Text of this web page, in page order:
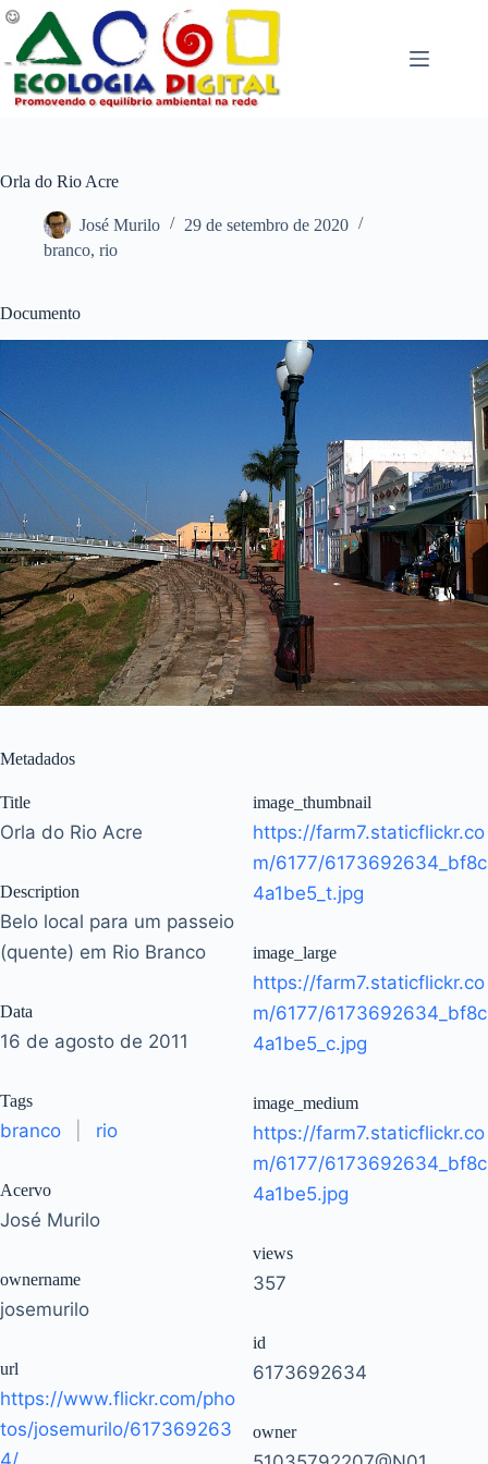
Pular
para
conteúdo
Orla do Rio Acre
José Murilo
29 de setembro de 2020
branco, rio
Documento
Metadados
Title
Orla do Rio Acre
Description
Belo local para um passeio
(quente) em Rio Branco
Data
16 de agosto de 2011
Tags
branco rio
Acervo
José Murilo
ownername
josemurilo
url
https://www.flickr.com/pho
tos/josemurilo/617369263
image_thumbnail
https://farm7.staticflickr.co
m/6177/6173692634_bf8c
4a1be5_t.jpg
image_large
https://farm7.staticflickr.co
m/6177/6173692634_bf8c
4a1be5_c.jpg
image_medium
https://farm7.staticflickr.co
m/6177/6173692634_bf8c
4a1be5.jpg
views
357
id
6173692634
owner